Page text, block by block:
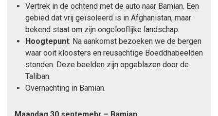
Vertrek in de ochtend met de auto naar Bamian. Een
gebied dat vrij geïsoleerd is in Afghanistan, maar
bekend staat om zijn ongelooflijke landschap.
Hoogtepunt: Na aankomst bezoeken we de bergen
waar ooit kloosters en reusachtige Boeddhabeelden
stonden. Deze beelden zijn opgeblazen door de
Taliban.
Overnachting in Bamian.